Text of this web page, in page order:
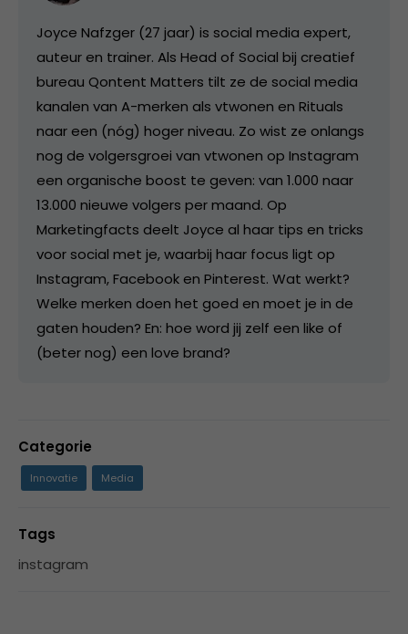
Joyce Nafzger (27 jaar) is social media expert,
auteur en trainer. Als Head of Social bij creatief
bureau Qontent Matters tilt ze de social media
kanalen van A-merken als vtwonen en Rituals
naar een (nóg) hoger niveau. Zo wist ze onlangs
nog de volgersgroei van vtwonen op Instagram
een organische boost te geven: van 1.000 naar
13.000 nieuwe volgers per maand. Op
Marketingfacts deelt Joyce al haar tips en tricks
voor social met je, waarbij haar focus ligt op
Instagram, Facebook en Pinterest. Wat werkt?
Welke merken doen het goed en moet je in de
gaten houden? En: hoe word jij zelf een like of
(beter nog) een love brand?
Categorie
Innovatie Media
Tags
instagram